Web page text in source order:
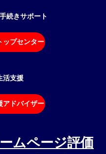
続きサポート
ップセンター
活支援
アドバイザー
ムページ評価